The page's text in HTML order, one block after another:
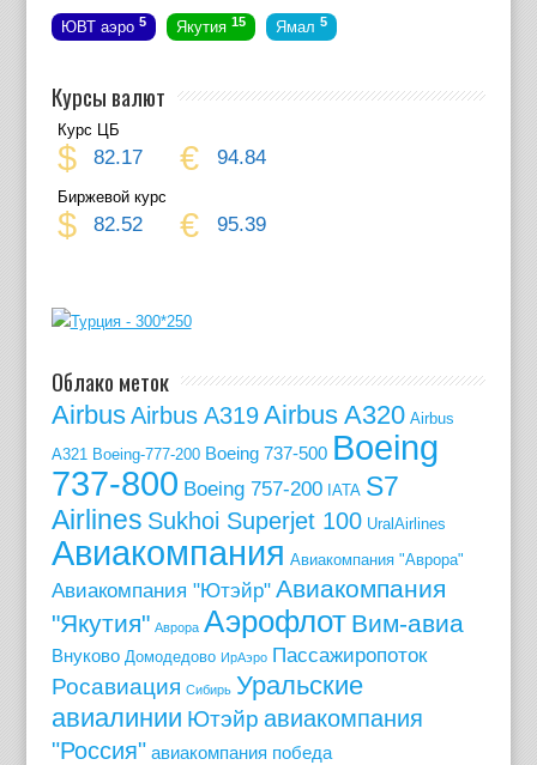
ЮВТ аэро 5 Якутия 15 Ямал 5
Курсы валют
Курс ЦБ
$ 82.17 € 94.84
Биржевой курс
$ 82.52 € 95.39
Облако меток
Airbus Airbus A319 Airbus A320 Airbus
A321 Boeing-777-200 Boeing 737-500 Boeing
737-800 Boeing 757-200 IATA S7
Airlines Sukhoi Superjet 100 UralAirlines
Авиакомпания Авиакомпания "Аврора"
Авиакомпания "Ютэйр" Авиакомпания
"Якутия" Аврора Аэрофлот Вим-авиа
Внуково Домодедово ИрАэро Пассажиропоток
Росавиация Сибирь Уральские
авиалинии Ютэйр авиакомпания
"Россия" авиакомпания победа